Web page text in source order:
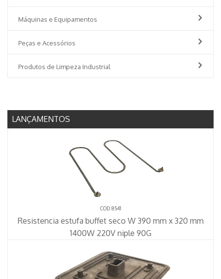
Máquinas e Equipamentos
Peças e Acessórios
Produtos de Limpeza Industrial
LANÇAMENTOS
COD 8541
Resistencia estufa buffet seco W 390 mm x 320 mm
1400W 220V niple 90G